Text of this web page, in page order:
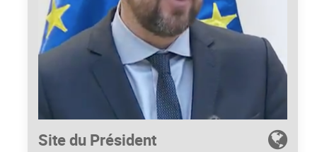
Site du Président